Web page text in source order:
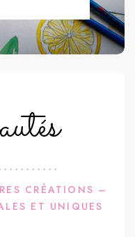
CRÉATIONS –
ET UNIQUES